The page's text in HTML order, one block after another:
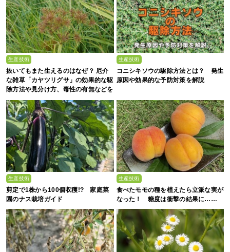
生産技術
抜いてもまた生えるのはなぜ？ 厄介
な雑草「カヤツリグサ」の効果的な駆
除方法や見分け方、毒性の有無などを
農家が解説
生産技術
コニシキソウの駆除方法とは？ 発生
原因や効果的な予防対策を解説
生産技術
剪定で1株から100個収穫!? 家庭菜
園のナス栽培ガイド
生産技術
食べたモモの種を植えたら立派な実が
なった！ 糖度は衝撃の結果に……